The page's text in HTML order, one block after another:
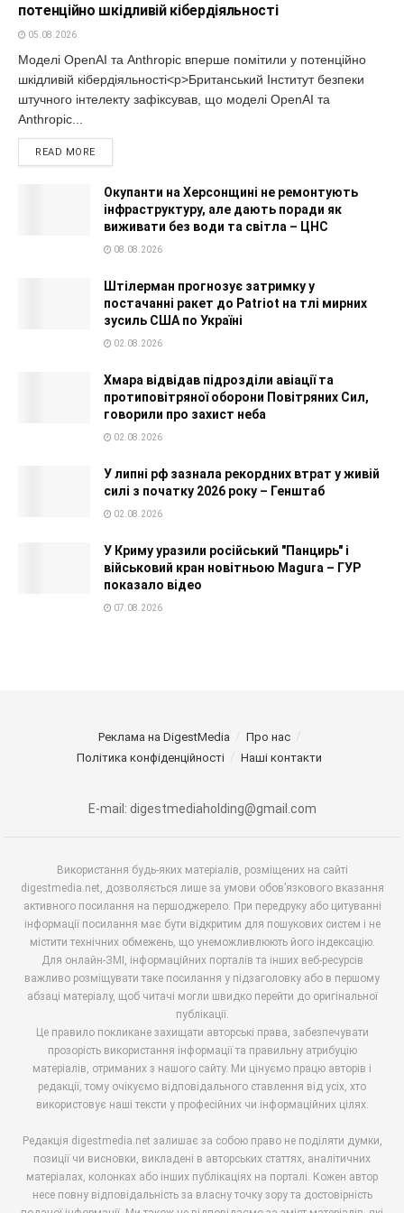
потенційно шкідливій кібердіяльності
05.08.2026
Моделі OpenAI та Anthropic вперше помітили у потенційно
шкідливій кібердіяльності<p>Британський Інститут безпеки
штучного інтелекту зафіксував, що моделі OpenAI та
Anthropic...
READ MORE
Окупанти на Херсонщині не ремонтують
інфраструктуру, але дають поради як
виживати без води та світла – ЦНС
08.08.2026
Штілерман прогнозує затримку у
постачанні ракет до Patriot на тлі мирних
зусиль США по Україні
02.08.2026
Хмара відвідав підрозділи авіації та
протиповітряної оборони Повітряних Сил,
говорили про захист неба
02.08.2026
У липні рф зазнала рекордних втрат у живій
силі з початку 2026 року – Генштаб
02.08.2026
У Криму уразили російський "Панцирь" і
військовий кран новітньою Magura – ГУР
показало відео
07.08.2026
Реклама на DigestMedia
Про нас
Політика конфіденційності
Наші контакти
E-mail: digestmediaholding@gmail.com
Використання будь-яких матеріалів, розміщених на сайті
digestmedia.net, дозволяється лише за умови обов’язкового вказання
активного посилання на першоджерело. При передруку або цитуванні
інформації посилання має бути відкритим для пошукових систем і не
містити технічних обмежень, що унеможливлюють його індексацію.
Для онлайн-ЗМІ, інформаційних порталів та інших веб-ресурсів
важливо розміщувати таке посилання у підзаголовку або в першому
абзаці матеріалу, щоб читачі могли швидко перейти до оригінальної
публікації.
Це правило покликане захищати авторські права, забезпечувати
прозорість використання інформації та правильну атрибуцію
матеріалів, отриманих з нашого сайту. Ми цінуємо працю авторів і
редакції, тому очікуємо відповідального ставлення від усіх, хто
використовує наші тексти у професійних чи інформаційних цілях.
Редакція digestmedia.net залишає за собою право не поділяти думки,
позиції чи висновки, викладені в авторських статтях, аналітичних
матеріалах, колонках або інших публікаціях на порталі. Кожен автор
несе повну відповідальність за власну точку зору та достовірність